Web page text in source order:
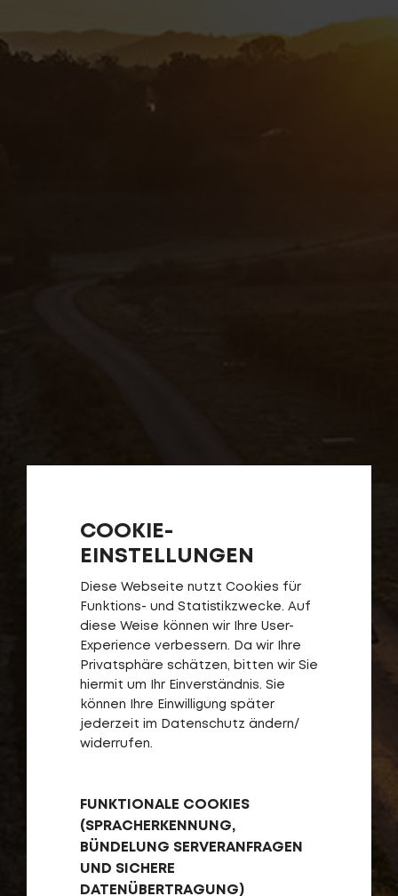
COOKIE-
EINSTELLUNGEN
Diese Webseite nutzt Cookies für
Funktions- und Statistikzwecke. Auf
diese Weise können wir Ihre User-
Experience verbessern. Da wir Ihre
Privatsphäre schätzen, bitten wir Sie
hiermit um Ihr Einverständnis. Sie
können Ihre Einwilligung später
jederzeit im Datenschutz ändern/
widerrufen.
FUNKTIONALE COOKIES
(SPRACHERKENNUNG,
BÜNDELUNG SERVERANFRAGEN
UND SICHERE
DATENÜBERTRAGUNG)